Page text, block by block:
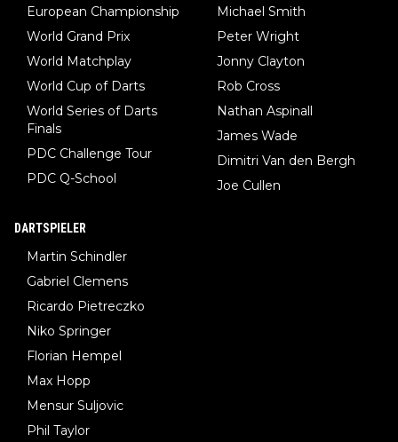
European Championship
World Grand Prix
World Matchplay
World Cup of Darts
World Series of Darts
Finals
PDC Challenge Tour
PDC Q-School
Michael Smith
Peter Wright
Jonny Clayton
Rob Cross
Nathan Aspinall
James Wade
Dimitri Van den Bergh
Joe Cullen
DARTSPIELER
Martin Schindler
Gabriel Clemens
Ricardo Pietreczko
Niko Springer
Florian Hempel
Max Hopp
Mensur Suljovic
Phil Taylor